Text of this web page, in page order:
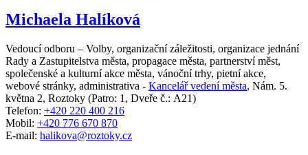
Michaela Halíková
Vedoucí odboru – Volby, organizační záležitosti, organizace jednání
Rady a Zastupitelstva města, propagace města, partnerství měst,
společenské a kulturní akce města, vánoční trhy, pietní akce,
webové stránky, administrativa - Kancelář vedení města, Nám. 5.
května 2, Roztoky (Patro: 1, Dveře č.: A21)
Telefon: +420 220 400 216
Mobil: +420 776 670 870
E-mail: halikova@roztoky.cz